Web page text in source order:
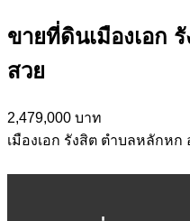
ขายที่ดินเมืองเอก
สวย
2,479,000 บาท
เมืองเอก รังสิต ตำบลหลักห